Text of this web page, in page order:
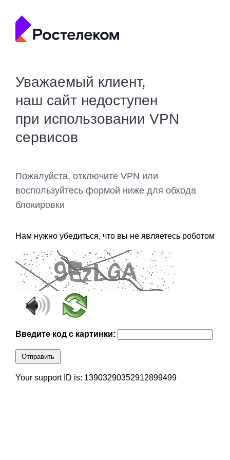
Уважаемый клиент,
наш сайт недоступен
при использовании VPN
сервисов
Пожалуйста, отключите VPN или
воспользуйтесь формой ниже для обхода
блокировки
Нам нужно убедиться, что вы не являетесь роботом
Введите код с картинки:
Отправить
Your support ID is: 13903290352912899499